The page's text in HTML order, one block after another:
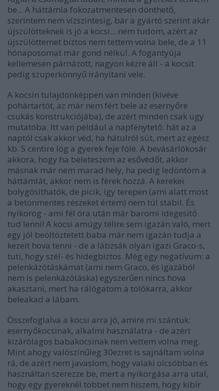
be... A háttámla fokozatmentesen dönthető,
szerintem nem vízszintesig, bár a gyártó szerint akár
újszülötteknek is jó a kocsi... nem tudom, azért az
újszülöttemet biztos nem tettem volna bele, de a 11
hónaposomat már gond nélkül. A fogantyúja
kellemesen párnázott, nagyon kézre áll - a kocsit
pedig szuperkönnyű irányítani vele.
A kocsin tulajdonképpen van minden (kivéve
pohártartót, az már nem fért bele az esernyőre
csukás konstrukciójába), de azért minden csak úgy
mutatóba. Itt van például a napfénytető: hát az a
naptól csak akkor véd, ha hátulról süt, mert az egész
kb. 5 centire lóg a gyerek feje fölé. A bevásárlókosár
akkora, hogy ha beleteszem az esővédőt, akkor
másnak már nem marad hely, ha pedig ledöntöm a
háttámlát, akkor nem is férek hozzá. A kerekei
bolygósíthatók, de picik, így terepen (ami alatt most
a betonmentes részeket értem) nem túl stabil. És
nyikorog - ami fél óra után már baromi idegesítő
tud lenni! A kocsi amúgy télire sem igazán való, mert
egy jól beöltöztetett baba már nem igazán tudja a
kezeit hova tenni - de a lábzsák olyan igazi Graco-s,
tuti, hogy szél- és hidegbiztos. Még egy negatívum: a
pelenkázótáskámat (ami nem Graco, és igazából
nem is pelenkázótáska) egyszerűen nincs hova
akasztani, mert ha rálógatom a tolókarra, akkor
beleakad a lábam.
Összefoglalva a kocsi arra jó, amire mi szántuk:
esernyőkocsinak, alkalmi használatra - de azért
kizárólagos babakocsinak nem vettem volna meg.
Mint ahogy valószínűleg 30ezret is sajnáltam volna
rá, de azért nem javaslom, hogy valaki olcsóbban és
használtan szerezze be, mert a nyikorgása arra utal,
hogy egy gyereknél többet nem hiszem, hogy kibír.